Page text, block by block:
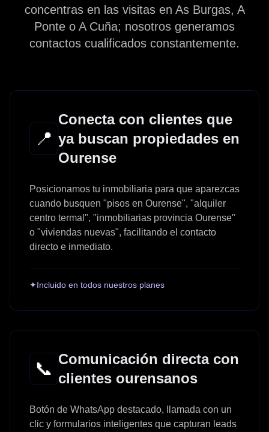
concentras en las visitas en As Burgas, A
Ponte o A Cuña; nosotros generamos
contactos cualificados constantemente.
📍
Conecta con clientes que
ya buscan propiedades en
Ourense
Posicionamos tu inmobiliaria para que aparezcas
cuando busquen "pisos en Ourense", "alquiler
centro termal", "inmobiliarias provincia Ourense"
o "viviendas nuevas", facilitando el contacto
directo e inmediato.
✦Incluido en todos nuestros planes
📞 Comunicación directa con
clientes ourensanos
Botón de WhatsApp destacado, llamada con un
clic y formularios inteligentes que capturan leads